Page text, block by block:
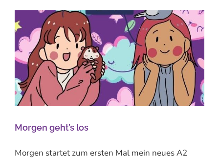
Morgen geht’s los
Morgen startet zum ersten Mal mein neues A2